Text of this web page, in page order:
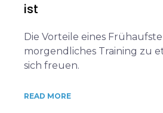
ist
Die Vorteile eines
morgendliches Training zu
sich freuen.
READ MORE